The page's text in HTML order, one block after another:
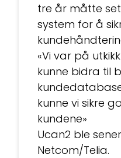
tre år måtte
system for å
«Vi var på
kunne bidra til
kunne vi sikre
kundene»
Ucan2 ble
Netcom/Telia.